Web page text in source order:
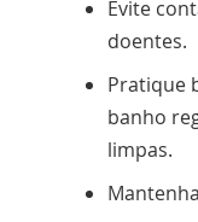
janela
Evite
doentes.
Pratique
banho
limpas.